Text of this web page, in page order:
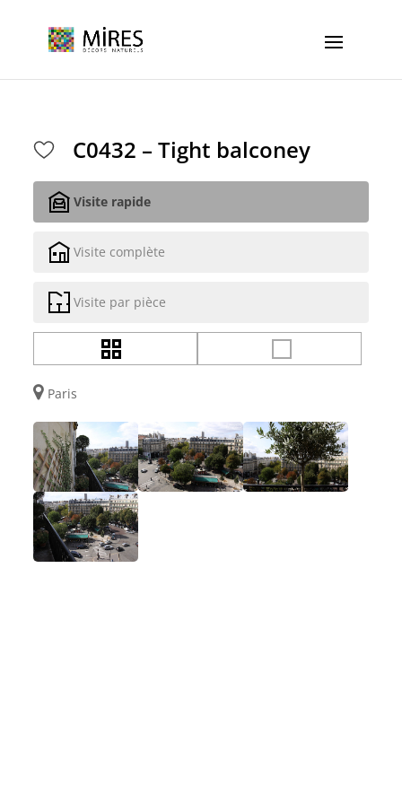
C0432 – Tight balconey
Visite rapide
Visite complète
Visite par pièce
Paris